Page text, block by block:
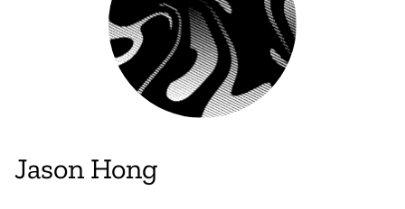
Magazin
Jason Hong